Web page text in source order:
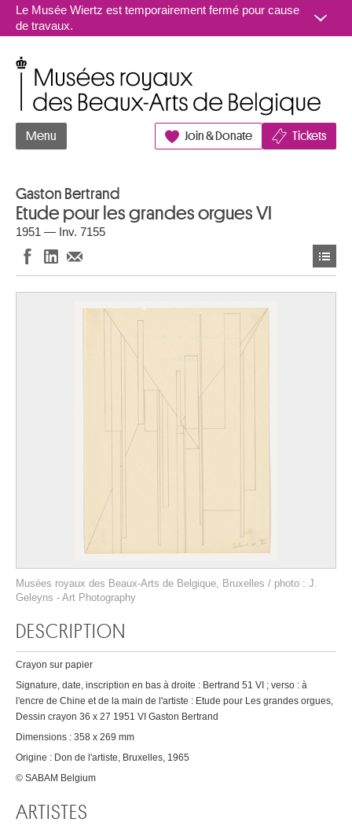
Aller au contenu
Le Musée Wiertz est temporairement fermé pour cause
de travaux.
Menu Join & Donate Tickets
Gaston Bertrand
Etude pour les grandes orgues VI
1951 — Inv. 7155
Musées royaux des Beaux-Arts de Belgique, Bruxelles / photo : J.
Geleyns - Art Photography
DESCRIPTION
Crayon sur papier
Signature, date, inscription en bas à droite : Bertrand 51 VI ; verso : à
l'encre de Chine et de la main de l'artiste : Etude pour Les grandes orgues,
Dessin crayon 36 x 27 1951 VI Gaston Bertrand
Dimensions : 358 x 269 mm
Origine : Don de l'artiste, Bruxelles, 1965
© SABAM Belgium
ARTISTES